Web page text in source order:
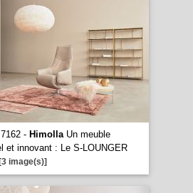
- HimollaUn meuble
et innovant : Le S-LOUNGER
[3 image(s)]